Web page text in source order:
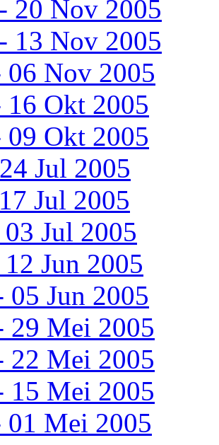
20 Nov 2005
13 Nov 2005
Nov 2005
16 Okt 2005
Okt 2005
Jul 2005
Jul 2005
Jul 2005
Jun 2005
Jun 2005
29 Mei 2005
22 Mei 2005
15 Mei 2005
01 Mei 2005